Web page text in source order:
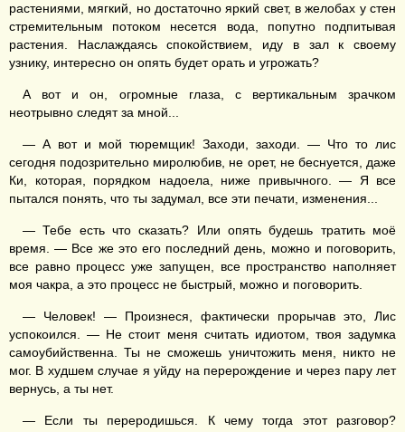
растениями, мягкий, но достаточно яркий свет, в желобах у стен
стремительным потоком несется вода, попутно подпитывая
растения. Наслаждаясь спокойствием, иду в зал к своему
узнику, интересно он опять будет орать и угрожать?
А вот и он, огромные глаза, с вертикальным зрачком
неотрывно следят за мной...
— А вот и мой тюремщик! Заходи, заходи. — Что то лис
сегодня подозрительно миролюбив, не орет, не беснуется, даже
Ки, которая, порядком надоела, ниже привычного. — Я все
пытался понять, что ты задумал, все эти печати, изменения...
— Тебе есть что сказать? Или опять будешь тратить моё
время. — Все же это его последний день, можно и поговорить,
все равно процесс уже запущен, все пространство наполняет
моя чакра, а это процесс не быстрый, можно и поговорить.
— Человек! — Произнеся, фактически прорычав это, Лис
успокоился. — Не стоит меня считать идиотом, твоя задумка
самоубийственна. Ты не сможешь уничтожить меня, никто не
мог. В худшем случае я уйду на перерождение и через пару лет
вернусь, а ты нет.
— Если ты переродишься. К чему тогда этот разговор?